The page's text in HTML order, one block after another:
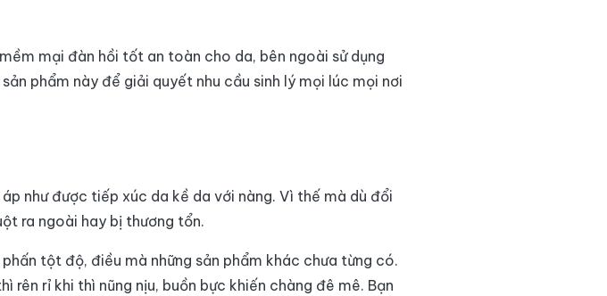
mại đàn hồi tốt an toàn cho da, bên ngoài sử dụng
phẩm này để giải quyết nhu cầu sinh lý mọi lúc mọi nơi
như được tiếp xúc da kề da với nàng. Vì thế mà dù đổi
ra ngoài hay bị thương tổn.
tột độ, điều mà những sản phẩm khác chưa từng có.
rỉ khi thì nũng nịu, buồn bực khiến chàng đê mê. Bạn